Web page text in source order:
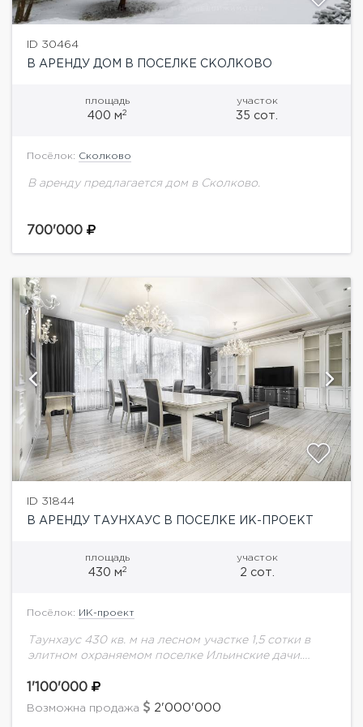
ID 30464
В АРЕНДУ ДОМ В ПОСЕЛКЕ СКОЛКОВО
площадь
400 м2
участок
35 сот.
Посёлок: Сколково
В аренду предлагается дом в Сколково.
700'000
ID 31844
В АРЕНДУ ТАУНХАУС В ПОСЕЛКЕ ИК-ПРОЕКТ
площадь
430 м2
участок
2 сот.
Посёлок: ИК-проект
Таунхаус 430 кв. м на лесном участке 1,5 сотки в
элитном охраняемом поселке Ильинские дачи.
состоянии. Участок лесной, ухоженный, проведены
1'100'000
Возможна продажа 2'000'000